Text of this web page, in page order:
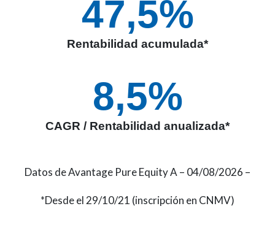
47,5%
Rentabilidad acumulada*
8,5%
CAGR / Rentabilidad anualizada*
Datos de Avantage Pure Equity A – 04/08/2026 –
*Desde el 29/10/21 (inscripción en CNMV)